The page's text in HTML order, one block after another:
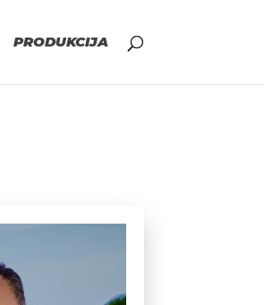
PRODUKCIJA